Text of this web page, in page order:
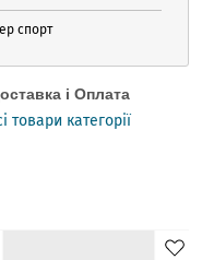
спорт
і Оплата
товари категорії